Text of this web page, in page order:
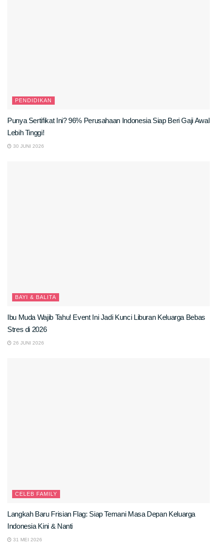
PENDIDIKAN
Punya Sertifikat Ini? 96% Perusahaan Indonesia Siap Beri Gaji Awal
Lebih Tinggi!
30 JUNI 2026
BAYI & BALITA
Ibu Muda Wajib Tahu! Event Ini Jadi Kunci Liburan Keluarga Bebas
Stres di 2026
26 JUNI 2026
CELEB FAMILY
Langkah Baru Frisian Flag: Siap Temani Masa Depan Keluarga
Indonesia Kini & Nanti
31 MEI 2026